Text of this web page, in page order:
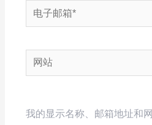
电
子
箱
*
网
站
我的显示名称、邮箱地址和